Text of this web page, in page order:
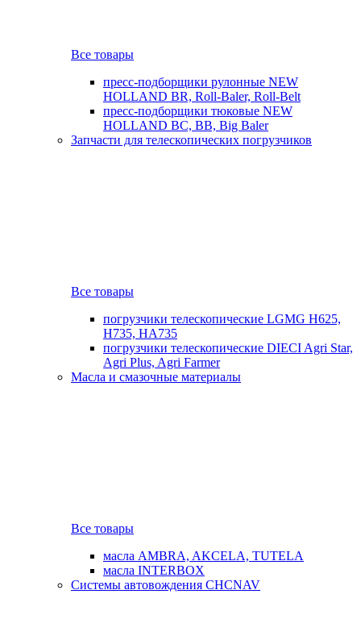
Все товары
пресс-подборщики рулонные NEW
HOLLAND BR, Roll-Baler, Roll-Belt
пресс-подборщики тюковые NEW
HOLLAND BC, BB, Big Baler
Запчасти для телескопических погрузчиков
Все товары
погрузчики телескопические LGMG H625,
H735, HA735
погрузчики телескопические DIECI Agri Star,
Agri Plus, Agri Farmer
Масла и смазочные материалы
Все товары
масла AMBRA, AKCELA, TUTELA
масла INTERBOX
Системы автовождения CHCNAV